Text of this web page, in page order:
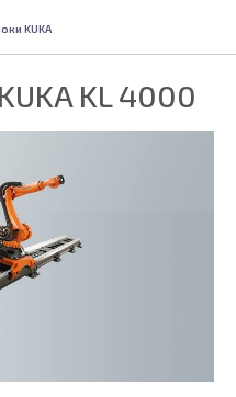
KUKA
KL 4000